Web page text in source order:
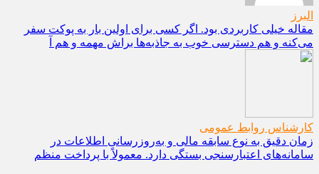
البرز
مقاله خیلی کاربردی بود. اگر کسی برای اولین بار به پوکت سفر
می‌کنه و هم دسترسی خوب به جاذبه‌ها براش مهمه و هم آ
کارشناس روابط عمومی
زمان دقیق به نوع سابقه مالی و به‌روزرسانی اطلاعات در
سامانه‌های اعتبارسنجی بستگی دارد. معمولاً با پرداخت منظم